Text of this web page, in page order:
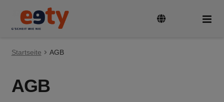
Zur
Navigation
Zum
Inhalt
Tarife & Geräte
Guthaben aufladen
Startseite AGB
AGB